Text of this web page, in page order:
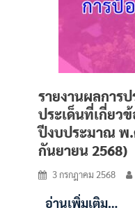
รายงานผลการ
ประเด็นที่เกี่ยว
ปีงบประมาณ พ.
กันยายน 2568)
3 กรกฎาคม 2568
อ่านเพิ่มเติม…